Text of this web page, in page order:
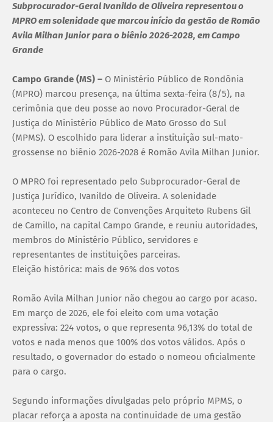
Subprocurador-Geral Ivanildo de Oliveira representou o
MPRO em solenidade que marcou início da gestão de Romão
Avila Milhan Junior para o biênio 2026-2028, em Campo
Grande
Campo Grande (MS) – O Ministério Público de Rondônia
(MPRO) marcou presença, na última sexta-feira (8/5), na
cerimônia que deu posse ao novo Procurador-Geral de
Justiça do Ministério Público de Mato Grosso do Sul
(MPMS). O escolhido para liderar a instituição sul-mato-
grossense no biênio 2026-2028 é Romão Avila Milhan Junior.
O MPRO foi representado pelo Subprocurador-Geral de
Justiça Jurídico, Ivanildo de Oliveira. A solenidade
aconteceu no Centro de Convenções Arquiteto Rubens Gil
de Camillo, na capital Campo Grande, e reuniu autoridades,
membros do Ministério Público, servidores e
representantes de instituições parceiras.
Eleição histórica: mais de 96% dos votos
Romão Avila Milhan Junior não chegou ao cargo por acaso.
Em março de 2026, ele foi eleito com uma votação
expressiva: 224 votos, o que representa 96,13% do total de
votos e nada menos que 100% dos votos válidos. Após o
resultado, o governador do estado o nomeou oficialmente
para o cargo.
Segundo informações divulgadas pelo próprio MPMS, o
placar reforça a aposta na continuidade de uma gestão